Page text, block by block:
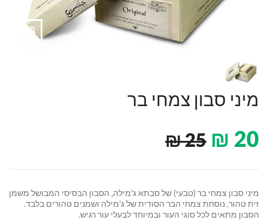
מיני סבון צמחי בר
20
₪
25
₪
מיני סבון צמחי בר (טבעי) של סבתא ג'מילה, הסבון הבסיסי המבושל משמן
זית טהור, נוסחת צמחי הבר הסודית של ג'מילה ושמנים טהורים בלבד.
הסבון מתאים לכל סוגי העור ובמיוחד לבעלי עור רגיש.